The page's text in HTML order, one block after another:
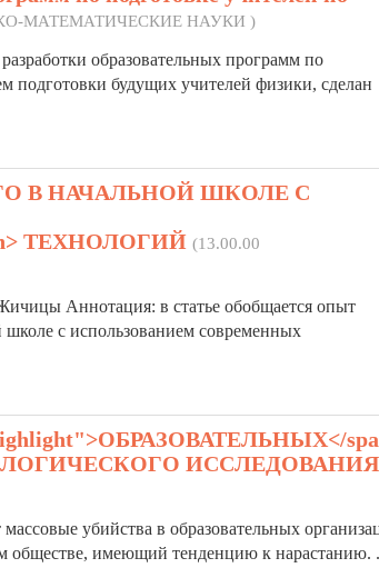
МАТЕМАТИЧЕСКИЕ НАУКИ )
образовательных программ по
подготовки будущих учителей физики, сделан
В НАЧАЛЬНОЙ ШКОЛЕ С
ТЕХНОЛОГИЙ (13.00.00
Аннотация: в статье обобщается опыт
школе с использованием современных
ИССЛЕДОВАНИЯ
убийства в образовательных
обществе, имеющий тенденцию к нарастанию.